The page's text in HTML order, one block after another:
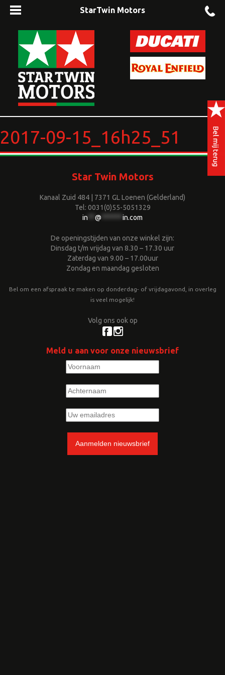
StarTwin Motors
2017-09-15_16h25_51
Star Twin Motors
Kanaal Zuid 484 | 7371 GL Loenen (Gelderland)
Tel: 0031(0)55-5051329
in
@ in.com
De openingstijden van onze winkel zijn:
Dinsdag t/m vrijdag van 8.30 – 17.30 uur
Zaterdag van 9.00 – 17.00uur
Zondag en maandag gesloten
Bel om een afspraak te maken op donderdag- of vrijdagavond, in overleg
is veel mogelijk!
Volg ons ook op
Meld u aan voor onze nieuwsbrief